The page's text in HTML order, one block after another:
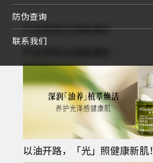
防伪查询
联系我们
产品零售价调整通知
以油开路，「光」照健康新肌！